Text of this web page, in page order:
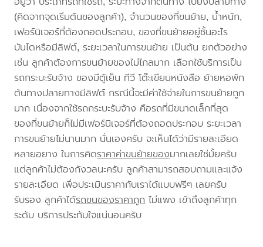
(คิดจากจุดเริ่มต้นของลูกค้า), จำนวนของที่ขนย้าย, น้ำหนัก,
เฟอร์นิเจอร์ที่ต้องถอดประกอบ, ของที่ขนย้ายอยู่ชั้นอะไร
บันไดหรือมีลิฟต์, ระยะเวลาในการขนย้าย เป็นต้น ยกตัวอย่าง
เช่น ลูกค้าต้องการขนย้ายของไม่ไกลมาก เลือกใช้บริการเป็น
รถกระบะรับจ้าง ของมีตู้เย็น ทีวี โต๊ะเขียนหนังสือ ย้ายหอพัก
ต้นทางปลายทางมีลิฟต์ กรณีนี้จะมีค่าใช้จ่ายในการขนย้ายถูก
มาก เนื่องจากใช้รถกระบะรับจ้าง คือรถที่มีขนาดเล็กที่สุด
ของที่ขนย้ายก็ไม่มีเฟอร์นิเจอร์ที่ต้องถอดประกอบ ระยะเวลา
การขนย้ายไม่นานมาก นั่นเองครับ จะเห็นได้ว่ามีรายละเอียด
หลายอยาง ในการคิดราคาค่าขนย้ายของมากเลยใช่มั้ยครับ
แต่ลูกค้าไม่ต้องกังวลนะครับ ลูกค้าสามารถสอบถามและแจ้ง
รายละเอียด เพื่อประเมินราคากับเราได้แบบฟรีๆ เลยครับ
รับรอง ลูกค้าได้รถขนของราคาถูกไม่แพง เข้าถึงลูกค้าทุก
ระดับ บริการประทับใจแน่นอนครับ